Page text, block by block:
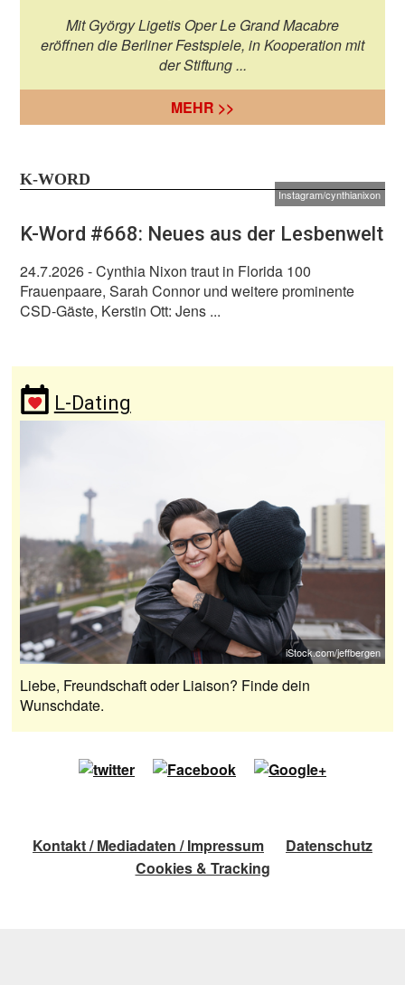
Mit György Ligetis Oper Le Grand Macabre
eröffnen die Berliner Festspiele, in Kooperation mit
der Stiftung ...
MEHR >>
K-WORD
Instagram/cynthianixon
K-Word #668: Neues aus der Lesbenwelt
24.7.2026- Cynthia Nixon traut in Florida 100
Frauenpaare, Sarah Connor und weitere prominente
CSD-Gäste, Kerstin Ott: Jens ...
L-Dating
iStock.com/jeffbergen
Liebe, Freundschaft oder Liaison? Finde dein
Wunschdate.
Kontakt / Mediadaten / Impressum
Datenschutz
Cookies & Tracking